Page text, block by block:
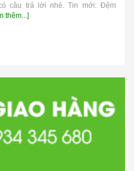
câu trả lời nhé. Tin mới: Đệm
thêm...]